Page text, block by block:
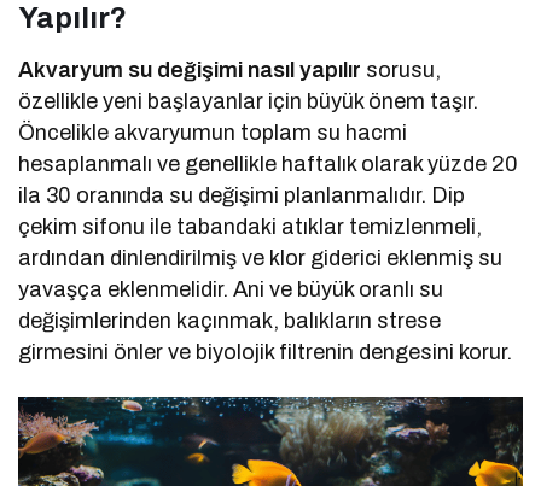
Yapılır?
Akvaryum su değişimi nasıl yapılır sorusu,
özellikle yeni başlayanlar için büyük önem taşır.
Öncelikle akvaryumun toplam su hacmi
hesaplanmalı ve genellikle haftalık olarak yüzde 20
ila 30 oranında su değişimi planlanmalıdır. Dip
çekim sifonu ile tabandaki atıklar temizlenmeli,
ardından dinlendirilmiş ve klor giderici eklenmiş su
yavaşça eklenmelidir. Ani ve büyük oranlı su
değişimlerinden kaçınmak, balıkların strese
girmesini önler ve biyolojik filtrenin dengesini korur.